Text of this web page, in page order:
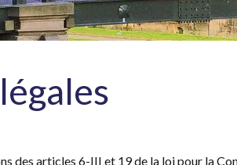
des articles 6-III et 19 de la loi pour la